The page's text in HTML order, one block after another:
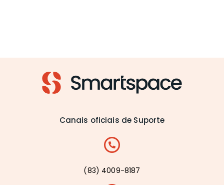
Canais oficiais de Suporte
(83) 4009-8187